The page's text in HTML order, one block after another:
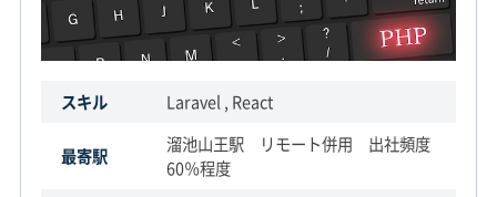
スキル Laravel , React
最寄駅
溜池山王駅 リモート併用 出社頻度
60％程度